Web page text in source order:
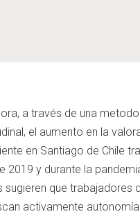
a través de una
el aumento en la
en Santiago de Chile
2019 y durante la
sugieren que trabajadores
activamente